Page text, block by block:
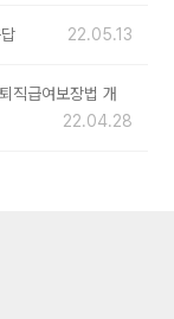
22.05.13
직급여보장법 개
22.04.28